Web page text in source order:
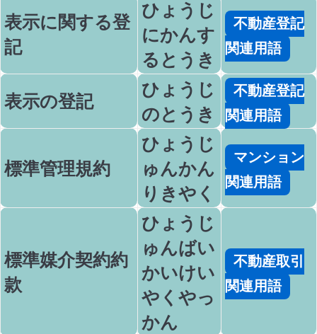
表示に関する登
記
ひょうじ
にかんす
るとうき
不動産登記
関連用語
表示の登記
ひょうじ
のとうき
不動産登記
関連用語
標準管理規約
ひょうじ
ゅんかん
りきやく
マンション
関連用語
標準媒介契約約
款
ひょうじ
ゅんばい
かいけい
やくやっ
かん
不動産取引
関連用語